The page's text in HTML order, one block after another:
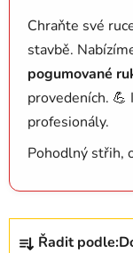
Chraňte své
stavbě.
pogumované
provedeních.
profesionály.
Pohodlný střih,
Ř
Řadit podle: